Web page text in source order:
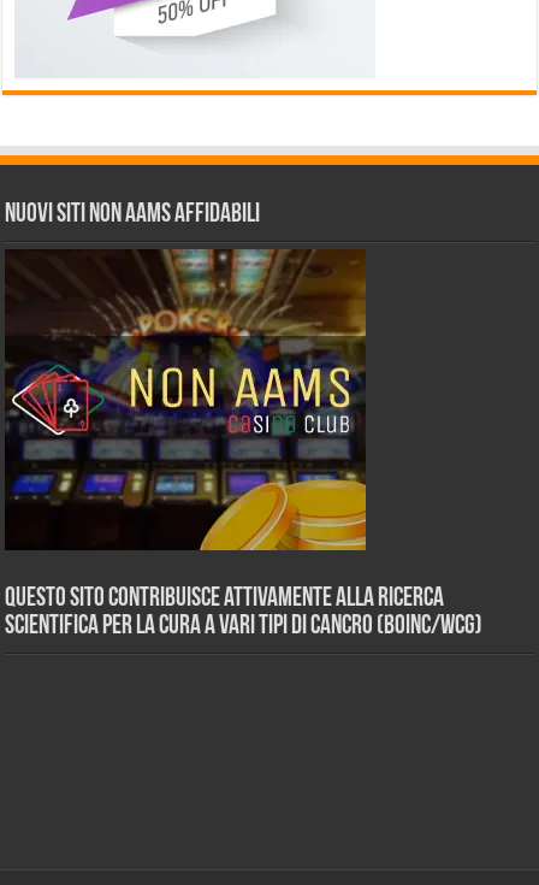
Nuovi siti non AAMS affidabili
Questo sito contribuisce attivamente alla ricerca
scientifica per la cura a vari tipi di Cancro (BOINC/WCG)